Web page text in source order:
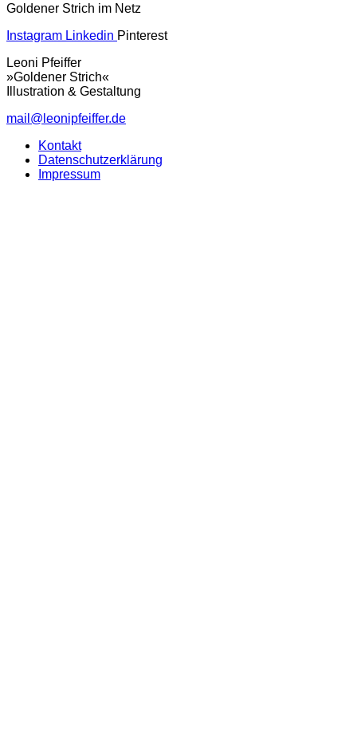
Goldener Strich im Netz
Instagram Linkedin Pinterest
Leoni Pfeiffer
»Goldener Strich«
Illustration & Gestaltung
mail@leonipfeiffer.de
Kontakt
Datenschutzerklärung
Impressum